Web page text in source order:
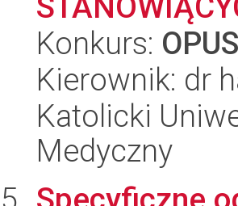
Konkurs:
Kierownik: dr
Katolicki
Medyczny